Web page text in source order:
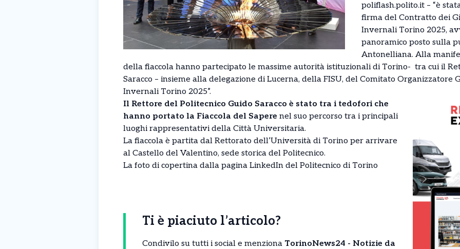
poliflash.polito.it – “è
firma del Contratto dei
Invernali Torino 2025,
panoramico posto sulla
Antonelliana. Alla
della fiaccola hanno partecipato le massime autorità istituzionali di Torino- tra cui il
Saracco – insieme alla delegazione di Lucerna, della FISU, del Comitato
Invernali Torino 2025”.
Il Rettore del Politecnico Guido Saracco è stato tra i tedofori che
hanno portato la Fiaccola del Sapere nel suo percorso tra i principali
luoghi rappresentativi della Città Universitaria.
La fiaccola è partita dal Rettorato dell’Università di Torino per arrivare
al Castello del Valentino, sede storica del Politecnico.
La foto di copertina dalla pagina LinkedIn del Politecnico di Torino
Ti è piaciuto l’articolo?
Condivilo su tutti i social e menziona TorinoNews24 - Notizie da